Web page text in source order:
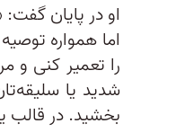
او در پایان
اما همواره
را تعمیر کنی و
شدید یا
بخشید. در قالب